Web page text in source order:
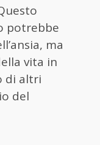
potrebbe
ma
vita in
di altri
del